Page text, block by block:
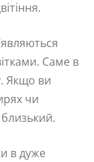
Саме в
Якщо ви
чи
в дуже